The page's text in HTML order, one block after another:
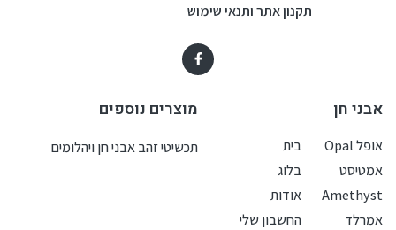
תקנון אתר ותנאי שימוש
אבני חן
אופל Opal
אמטיסט
Amethyst
אמרלד
בית
בלוג
אודות
החשבון שלי
מוצרים נוספים
תכשיטי זהב אבני חן ויהלומים